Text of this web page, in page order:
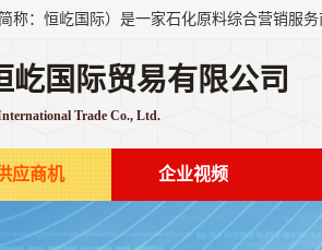
屹国际贸易有限公司
Trade Co., Ltd.
应商机 企业视频